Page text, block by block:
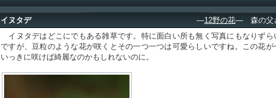
イヌタデ ―12野の花― 森の父
イヌタデはどこにでもある雑草です。特に面白い所も無く写真にもなりずら
ですが、豆粒のような花が咲くとその一つ一つは可愛らしいですね。この花が
いっきに咲けば綺麗なのかもしれないのに。